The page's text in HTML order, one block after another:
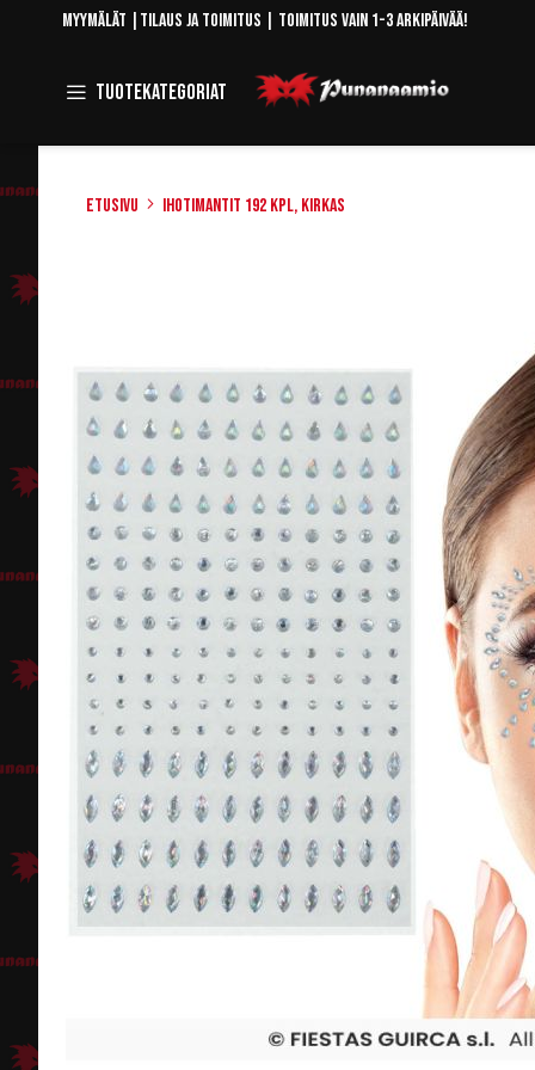
Skip
Myymälät Tilaus ja toimitus | Toimitus vain 1-3 arkipäivää!
Tuotekategoriat Toggle
Navigation
Etusivu Ihotimantit 192 kpl, kirkas
images